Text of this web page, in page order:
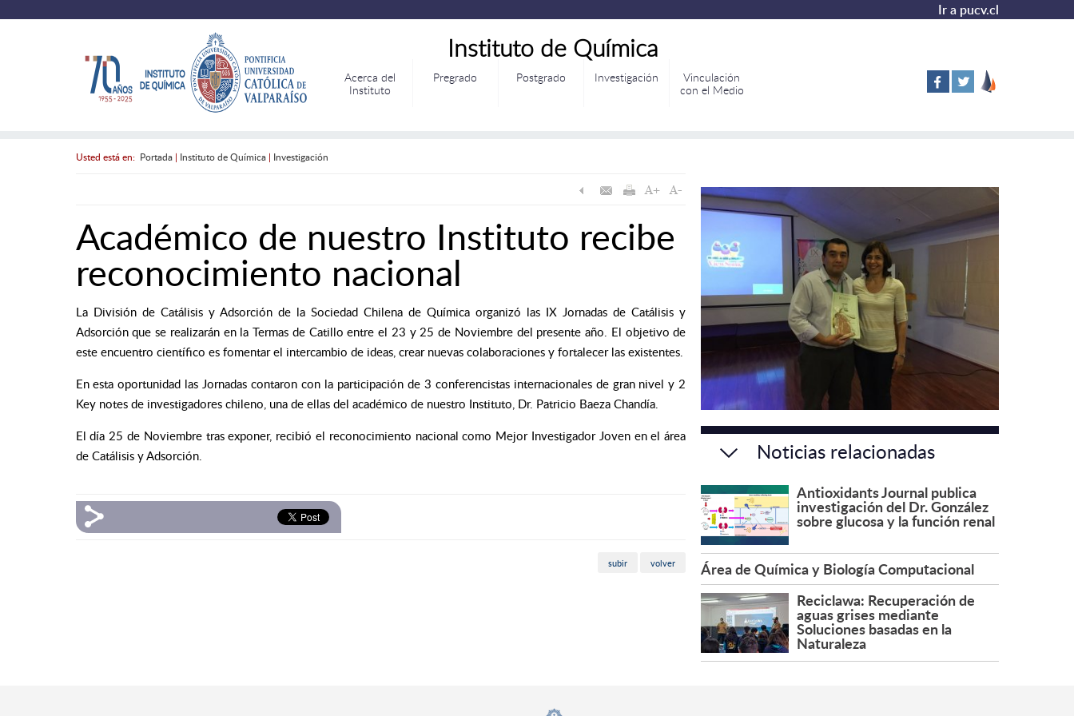
Ir a pucv.cl
Instituto de Química
Acerca del
Instituto
Pregrado Postgrado Investigación
Vinculación
con el Medio
Usted está en: Portada| Instituto de Química| Investigación
Académico de nuestro Instituto recibe
reconocimiento nacional
La División de Catálisis y Adsorción de la Sociedad Chilena de Química organizó las IX Jornadas de Catálisis y
Adsorción que se realizarán en la Termas de Catillo entre el 23 y 25 de Noviembre del presente año. El objetivo de
este encuentro científico es fomentar el intercambio de ideas, crear nuevas colaboraciones y fortalecer las existentes.
En esta oportunidad las Jornadas contaron con la participación de 3 conferencistas internacionales de gran nivel y 2
Key notes de investigadores chileno, una de ellas del académico de nuestro Instituto, Dr. Patricio Baeza Chandía.
El día 25 de Noviembre tras exponer, recibió el reconocimiento nacional como Mejor Investigador Joven en el área
de Catálisis y Adsorción.
subir volver
Noticias relacionadas
Antioxidants Journal publica
investigación del Dr. González
sobre glucosa y la función renal
Área de Química y Biología Computacional
Reciclawa: Recuperación de
aguas grises mediante
Soluciones basadas en la
Naturaleza